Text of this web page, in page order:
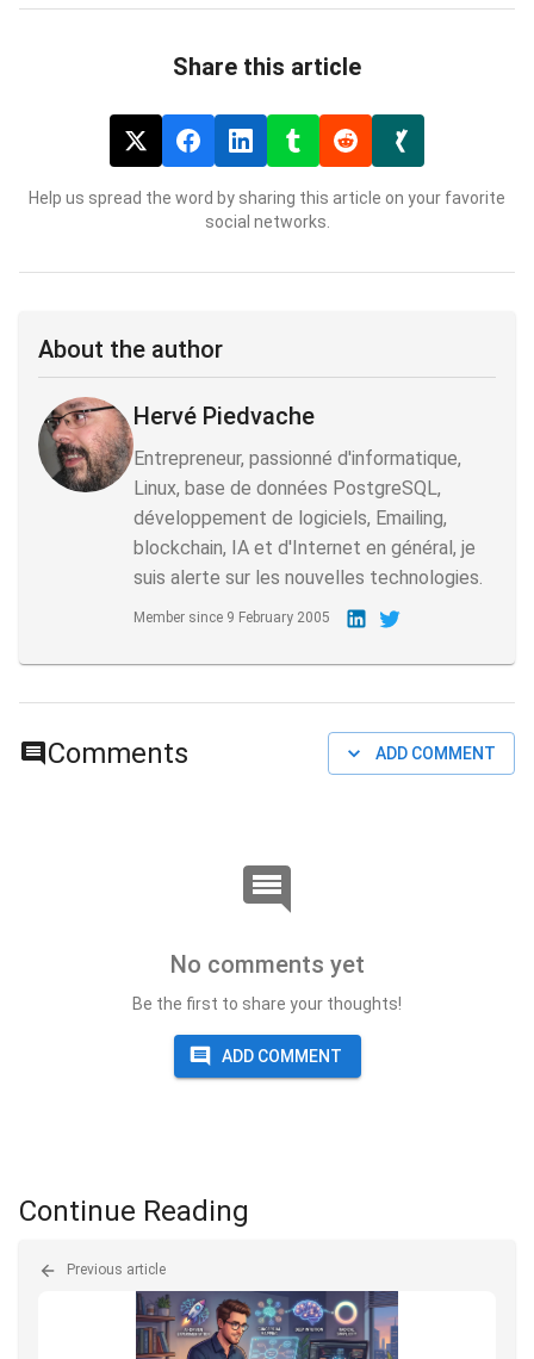
Share this article
Help us spread the word by sharing this article on your favorite
social networks.
About the author
Hervé Piedvache
Entrepreneur, passionné d'informatique,
Linux, base de données PostgreSQL,
développement de logiciels, Emailing,
blockchain, IA et d'Internet en général, je
suis alerte sur les nouvelles technologies.
Member since 9 February 2005
Comments ADD COMMENT
No comments yet
Be the first to share your thoughts!
ADD COMMENT
Continue Reading
Previous article